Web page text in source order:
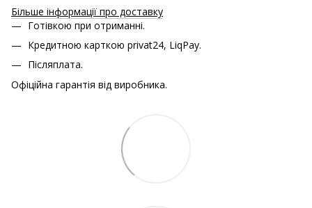
Більше інформації про доставку
Готівкою при отриманні.
Кредитною карткою privat24, LiqPay.
Післяплата.
Офіційна гарантія від виробника.